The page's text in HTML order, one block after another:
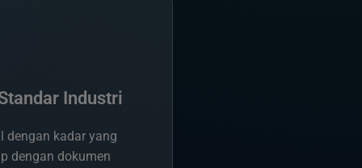
Industri
dengan kadar yang
dengan dokumen